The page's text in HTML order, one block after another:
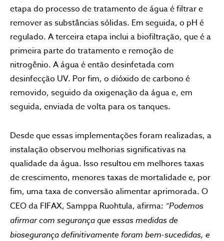
etapa do processo de tratamento de água é filtrar e
remover as substâncias sólidas. Em seguida, o pH é
regulado. A terceira etapa inclui a biofiltração, que é a
primeira parte do tratamento e remoção de
nitrogênio. A água é então desinfetada com
desinfecção UV. Por fim, o dióxido de carbono é
removido, seguido da oxigenação da água e, em
seguida, enviada de volta para os tanques.
Desde que essas implementações foram realizadas, a
instalação observou melhorias significativas na
qualidade da água. Isso resultou em melhores taxas
de crescimento, menores taxas de mortalidade e, por
fim, uma taxa de conversão alimentar aprimorada. O
CEO da FIFAX, Samppa Ruohtula, afirma: “Podemos
afirmar com segurança que essas medidas de
biosegurança definitivamente foram bem-sucedidas, e